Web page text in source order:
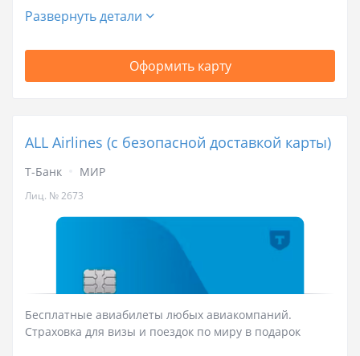
Развернуть детали
Оформить карту
ALL Airlines (с безопасной доставкой карты)
Т-Банк МИР
Лиц. № 2673
Бесплатные авиабилеты любых авиакомпаний.
Страховка для визы и поездок по миру в подарок